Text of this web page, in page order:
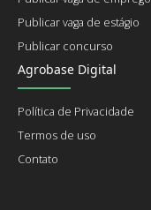
Publicar vaga de estágio
Publicar concurso
Agrobase Digital
Política de Privacidade
Termos de uso
Contato